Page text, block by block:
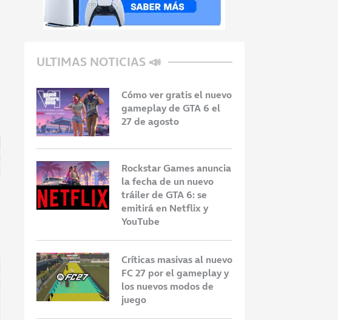
ULTIMAS NOTICIAS 📣
Cómo ver gratis el nuevo
gameplay de GTA 6 el
27 de agosto
Rockstar Games anuncia
la fecha de un nuevo
tráiler de GTA 6: se
emitirá en Netflix y
YouTube
Críticas masivas al nuevo
FC 27 por el gameplay y
los nuevos modos de
juego